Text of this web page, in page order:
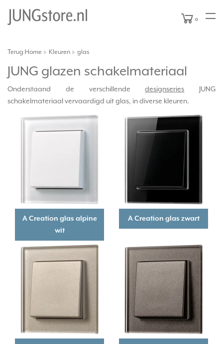
0
Terug Home Kleuren glas
JUNG glazen schakelmateriaal
Onderstaand de verschillendedesignseries JUNG
schakelmateriaal vervaardigd uit glas, in diverse kleuren.
A Creation glas alpine
wit
A Creation glas zwart